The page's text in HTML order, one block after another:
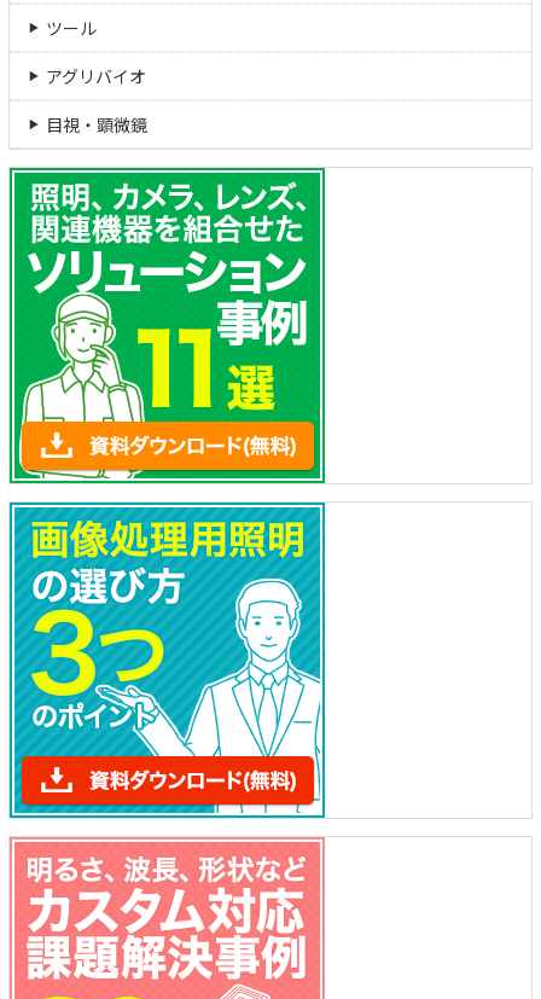
ツール
アグリバイオ
目視・顕微鏡